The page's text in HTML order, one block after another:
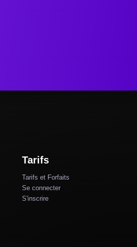
Tarifs
Tarifs et Forfaits
Se connecter
S'inscrire